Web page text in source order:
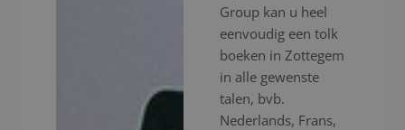
Group kan u heel
eenvoudig een tolk
boeken in Zottegem
in alle gewenste
talen, bvb.
Nederlands, Frans,